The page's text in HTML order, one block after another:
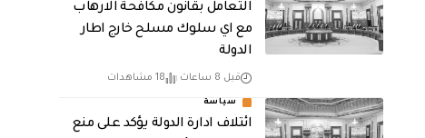
التعامل بقانون مكافحة الارهاب
مع اي سلوك مسلح خارج اطار
الدولة
قبل 8 ساعات 18 مشاهدات
سياسة
ائتلاف ادارة الدولة يؤكد على منع